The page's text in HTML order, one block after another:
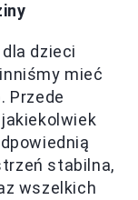
dzieci
mieć
. Przede
stabilna,
wszelkich